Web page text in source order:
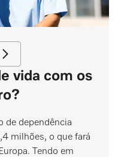
vida com os
de dependência
milhões, o que fará
Tendo em